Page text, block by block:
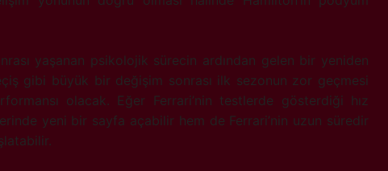
yaşanan psikolojik sürecin ardından gelen bir yeniden
gibi büyük bir değişim sonrası ilk sezonun zor geçmesi
olacak. Eğer Ferrari’nin testlerde gösterdiği hız
yeni bir sayfa açabilir hem de Ferrari’nin uzun süredir